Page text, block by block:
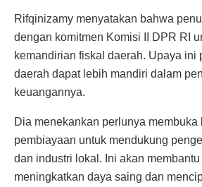
Rifqinizamy menyatakan bahwa
dengan komitmen Komisi II DPR RI
kemandirian fiskal daerah. Upaya ini
daerah dapat lebih mandiri dalam
keuangannya.
Dia menekankan perlunya membuka
pembiayaan untuk mendukung
dan industri lokal. Ini akan
meningkatkan daya saing dan